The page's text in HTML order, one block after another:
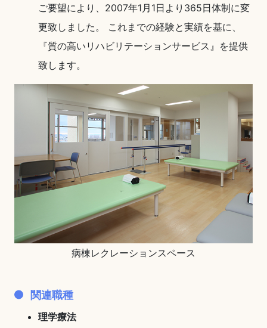
ご要望により、2007年1月1日より365日体制に変
更致しました。 これまでの経験と実績を基に、
『質の高いリハビリテーションサービス』を提供
致します。
病棟レクレーションスペース
関連職種
理学療法